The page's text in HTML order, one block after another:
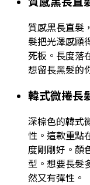
質感黑長直髮
髮把光澤感顯
死板。長度落
想留長黑髮的
韓式微捲長
深棕色的韓式
性。這款重點
度剛剛好。顏
型。想要長髮
然又有彈性。